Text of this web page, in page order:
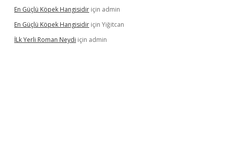
En Güçlü Köpek Hangisidir için admin
En Güçlü Köpek Hangisidir için Yiğitcan
İLk Yerli Roman Neydi için admin